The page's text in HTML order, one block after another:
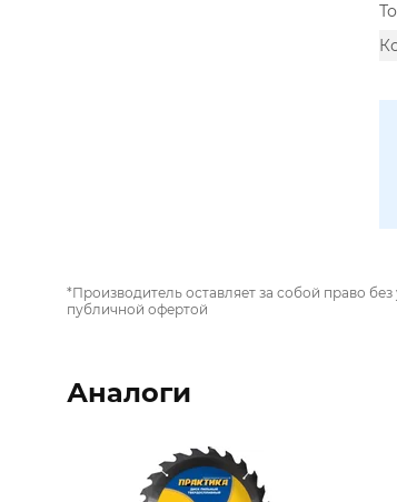
*Производитель оставляет за собой право
публичной офертой
Аналоги